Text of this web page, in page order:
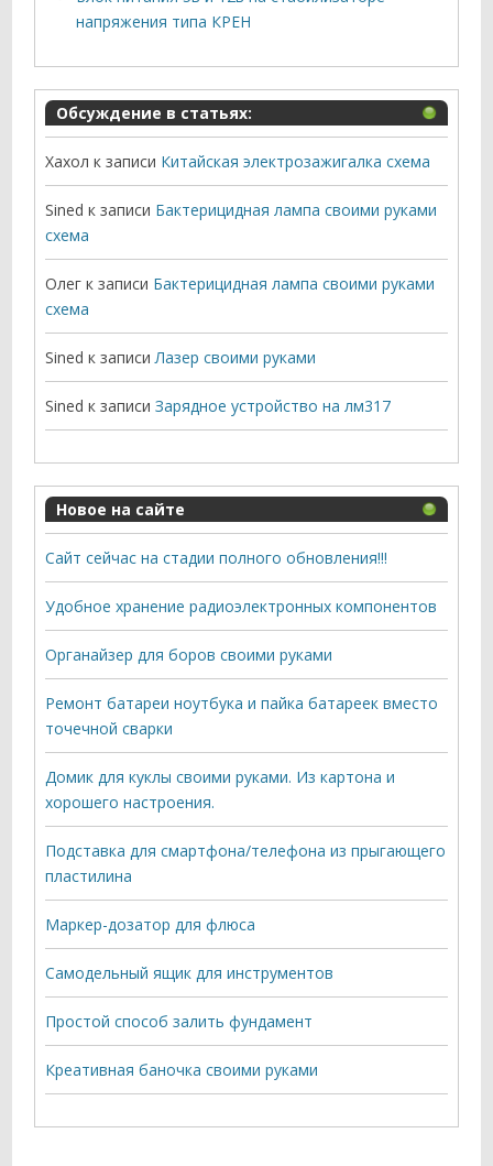
напряжения типа КРЕН
Обсуждение в статьях:
Хахол к записи Китайская электрозажигалка схема
Sined к записи Бактерицидная лампа своими руками
схема
Олег к записи Бактерицидная лампа своими руками
схема
Sined к записиЛазер своими руками
Sined к записиЗарядное устройство на лм317
Новое на сайте
Сайт сейчас на стадии полного обновления!!!
Удобное хранение радиоэлектронных компонентов
Органайзер для боров своими руками
Ремонт батареи ноутбука и пайка батареек вместо
точечной сварки
Домик для куклы своими руками. Из картона и
хорошего настроения.
Подставка для смартфона/телефона из прыгающего
пластилина
Маркер-дозатор для флюса
Самодельный ящик для инструментов
Простой способ залить фундамент
Креативная баночка своими руками